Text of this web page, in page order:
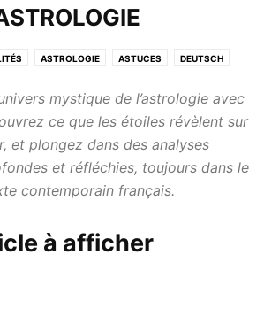
ASTROLOGIE ASTUCES DEUTSCH
VIE SANTÉ TECHNOLOGIE TESTS
mystique de l’astrologie avec
ce que les étoiles révèlent sur
et plongez dans des analyses
et réfléchies, toujours dans le
contemporain français.
à afficher